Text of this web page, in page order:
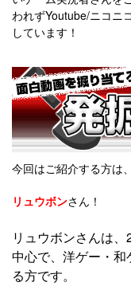
われずYoutube/ニコニ
しています！
今回はご紹介する方は
リュウボンさん！
リュウボンさんは
中心で、洋ゲー・
る方です。